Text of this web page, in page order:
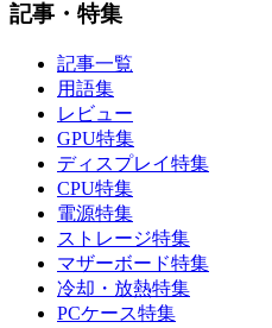
記事・特集
記事一覧
用語集
レビュー
GPU特集
ディスプレイ特集
CPU特集
電源特集
ストレージ特集
マザーボード特集
冷却・放熱特集
PCケース特集